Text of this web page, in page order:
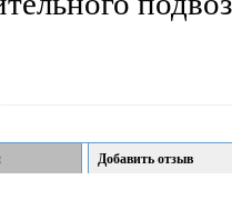
Добавить отзыв